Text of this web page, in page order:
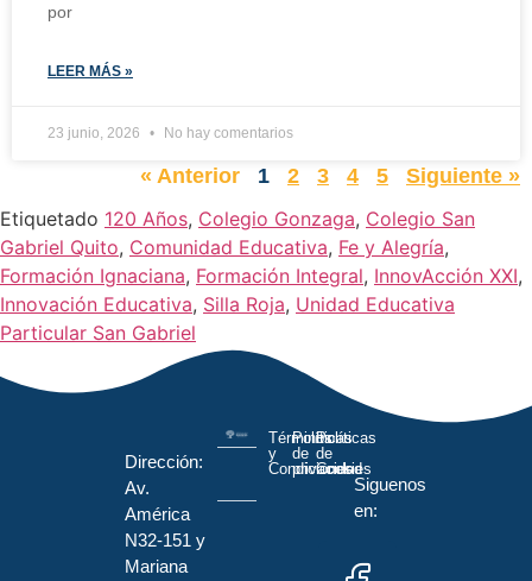
por
LEER MÁS »
23 junio, 2026 No hay comentarios
« Anterior 1 2 3 4 5
Siguiente »
Etiquetado 120 Años, Colegio Gonzaga, Colegio San
Gabriel Quito, Comunidad Educativa, Fe y Alegría,
Formación Ignaciana, Formación Integral, InnovAcción XXI,
Innovación Educativa, Silla Roja, Unidad Educativa
Particular San Gabriel
Dirección:
Av.
América
N32-151 y
Mariana
Términos
y
Condiciones
Políticas
de
privacidad
Políticas
de
Cookies
Siguenos
en: